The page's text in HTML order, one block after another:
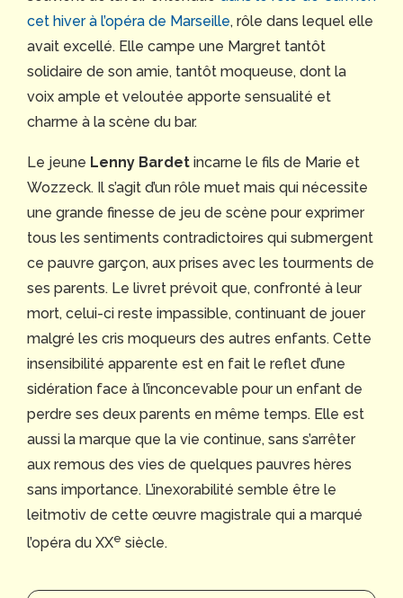
cet hiver à l’opéra de Marseille, rôle dans lequel elle
avait excellé. Elle campe une Margret tantôt
solidaire de son amie, tantôt moqueuse, dont la
voix ample et veloutée apporte sensualité et
charme à la scène du bar.
Le jeune Lenny Bardet incarne le fils de Marie et
Wozzeck. Il s’agit d’un rôle muet mais qui nécessite
une grande finesse de jeu de scène pour exprimer
tous les sentiments contradictoires qui submergent
ce pauvre garçon, aux prises avec les tourments de
ses parents. Le livret prévoit que, confronté à leur
mort, celui-ci reste impassible, continuant de jouer
malgré les cris moqueurs des autres enfants. Cette
insensibilité apparente est en fait le reflet d’une
sidération face à l’inconcevable pour un enfant de
perdre ses deux parents en même temps. Elle est
aussi la marque que la vie continue, sans s’arrêter
aux remous des vies de quelques pauvres hères
sans importance. L’inexorabilité semble être le
leitmotiv de cette œuvre magistrale qui a marqué
l’opéra du XXe siècle.